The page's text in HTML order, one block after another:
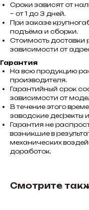
Сроки зависят от
– от 1 до 3 дней.
При заказе
подъёма и сборки.
Стоимость доставки
зависимости от
Гарантия
На всю продукцию
производителя.
Гарантийный срок
зависимости от
В течение этого
заводские дефекты
Гарантия не
возникшие в
механических
доработок.
Смотрите